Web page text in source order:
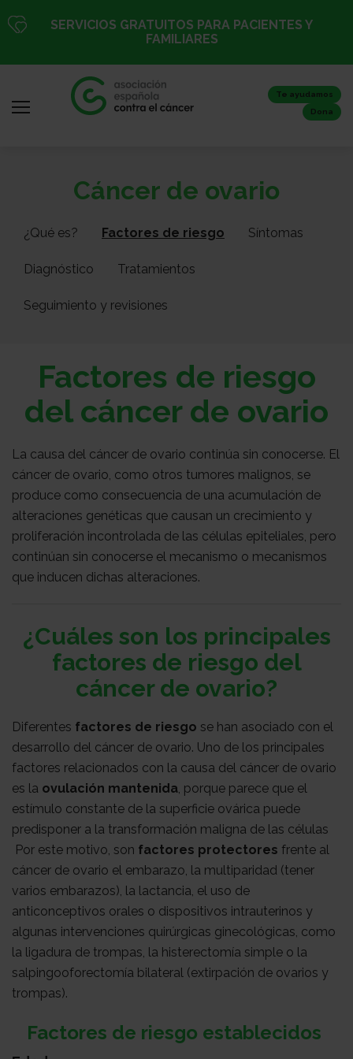
al
principal
SERVICIOS GRATUITOS PARA PACIENTES Y
FAMILIARES
Te ayudamos
Dona
Registro
Inicio
Sobre
nosotros
Colabora
Todo
sobre
cancer
Investigación
Trabaja
nosotros
de
prensa
Observatorio
Actualidad
Apoyo
psicológico
Atención
cáncer
Cáncer de ovario
¿Qué es? Factores de riesgo Síntomas
Diagnóstico Tratamientos
Seguimiento y revisiones
Factores de riesgo
del cáncer de ovario
La causa del cáncer de ovario continúa sin conocerse. El
cáncer de ovario, como otros tumores malignos, se
produce como consecuencia de una acumulación de
alteraciones genéticas que causan un crecimiento y
proliferación incontrolada de las células epiteliales, pero
continúan sin conocerse el mecanismo o mecanismos
que inducen dichas alteraciones.
¿Cuáles son los principales
factores de riesgo del
cáncer de ovario?
Diferentes factores de riesgo se han asociado con el
desarrollo del cáncer de ovario. Uno de los principales
factores relacionados con la causa del cáncer de ovario
es la ovulación mantenida , porque parece que el
estímulo constante de la superficie ovárica puede
predisponer a la transformación maligna de las células
Por este motivo, son factores protectores frente al
cáncer de ovario el embarazo, la multiparidad (tener
varios embarazos), la lactancia, el uso de
anticonceptivos orales o dispositivos intrauterinos y
algunas intervenciones quirúrgicas ginecológicas, como
la ligadura de trompas, la histerectomía simple o la
salpingooforectomía bilateral (extirpación de ovarios y
trompas).
Factores de riesgo establecidos